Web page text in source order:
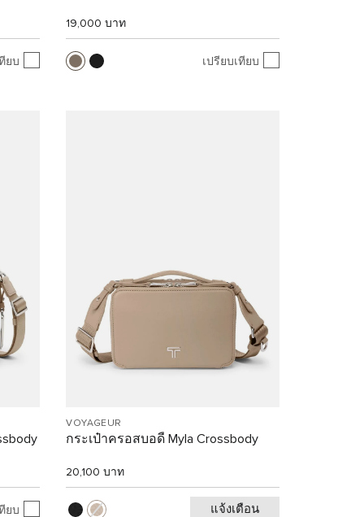
ยบ
19,000 บาท
เปรียบเทียบ
ยบ
VOYAGEUR
กระเป๋าครอสบอดี้ Myla Crossbody
20,100 บาท
แจ้งเตือน